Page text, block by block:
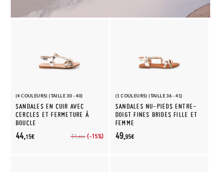
(4 COULEURS) (TAILLE 30 - 40)
SANDALES EN CUIR AVEC
CERCLES ET FERMETURE À
BOUCLE
51,95€ (-15%)
44,15€
(1 COULEURS) (TAILLE 36 - 41)
SANDALES NU-PIEDS ENTRE-
DOIGT FINES BRIDES FILLE ET
FEMME
49,95€